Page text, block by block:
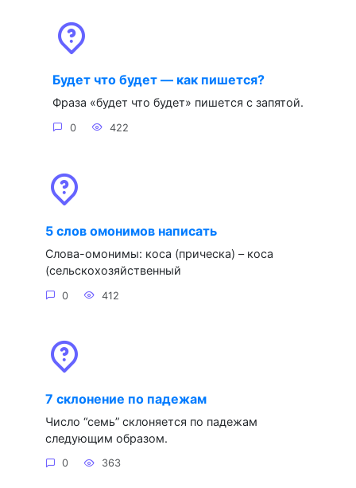
Будет что будет — как пишется?
Фраза «будет что будет» пишется с запятой.
0 422
5 слов омонимов написать
Слова-омонимы: коса (прическа) – коса
(сельскохозяйственный
0 412
7 склонение по падежам
Число “семь” склоняется по падежам
следующим образом.
0 363